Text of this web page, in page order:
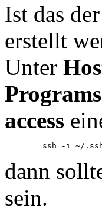
Ist das
erstellt
Unter
Programs
access
ssh -i ~/
dann
sein.